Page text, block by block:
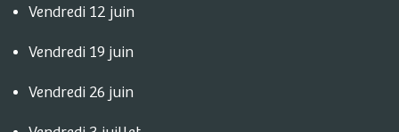
Vendredi 12 juin
Vendredi 19 juin
Vendredi 26 juin